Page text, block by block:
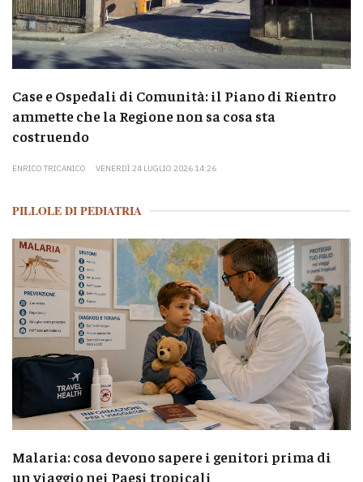
Case e Ospedali di Comunità: il Piano di Rientro
ammette che la Regione non sa cosa sta
costruendo
ENRICO TRICANICO VENERDÌ 24 LUGLIO 2026 14:26
PILLOLE DI PEDIATRIA
Malaria: cosa devono sapere i genitori prima di
un viaggio nei Paesi tropicali